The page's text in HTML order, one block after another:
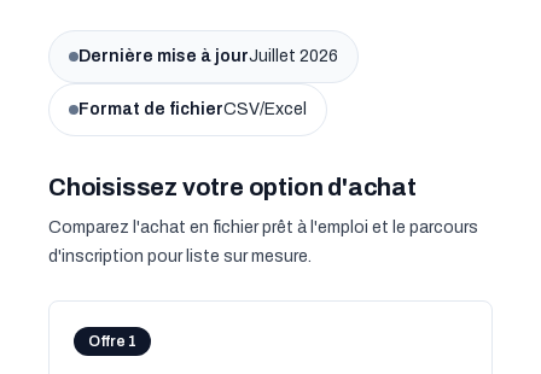
Dernière mise à jourJuillet 2026
Format de fichierCSV/Excel
Choisissez votre option d'achat
Comparez l'achat en fichier prêt à l'emploi et le parcours
d'inscription pour liste sur mesure.
Offre 1